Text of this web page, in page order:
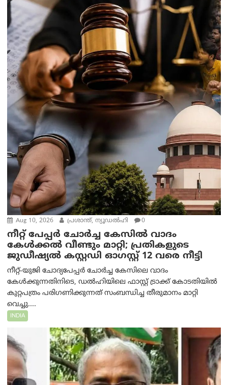
Aug 10, 2026 പ്രശാന്ത്, ന്യൂഡല്‍ഹി 0
നീറ്റ് പേപ്പർ ചോർച്ച കേസിൽ വാദം
കേൾക്കൽ വീണ്ടും മാറ്റി; പ്രതികളുടെ
ജുഡീഷ്യൽ കസ്റ്റഡി ഓഗസ്റ്റ് 12 വരെ നീട്ടി
നീറ്റ്-യുജി ചോദ്യപേപ്പർ ചോർച്ച കേസിലെ വാദം
കേൾക്കുന്നതിനിടെ, ഡൽഹിയിലെ ഫാസ്റ്റ് ട്രാക്ക് കോടതിയിൽ
കുറ്റപത്രം പരിഗണിക്കുന്നത് സംബന്ധിച്ച തീരുമാനം മാറ്റി
വെച്ചു....
INDIA